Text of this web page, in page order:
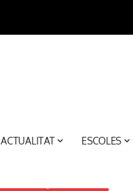
ACTUALITAT ESCOLES